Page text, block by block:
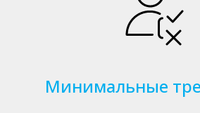
Минимальные